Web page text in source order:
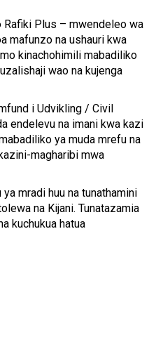
Rafiki Plus – mwendeleo wa
mafunzo na ushauri kwa
kinachohimili mabadiliko
wao na kujenga
i Udvikling / Civil
endelevu na imani kwa kazi
ya muda mrefu na
magharibi mwa
mradi huu na tunathamini
na Kijani. Tunatazamia
kuchukua hatua